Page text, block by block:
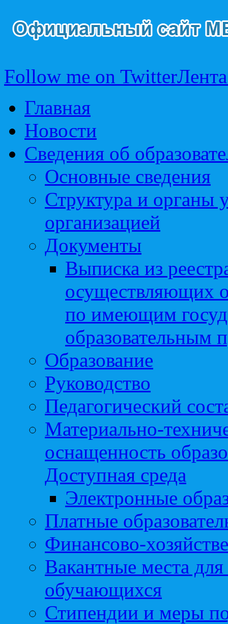
Follow me on Twitter
Главная
Новости
Сведения об
Основные сведения
Структура и органы
организацией
Документы
Выписка из
осуществляющих
по имеющим
образовательным
Образование
Руководство
Педагогический
Материально-
оснащенность
Доступная среда
Электронные
Платные
Финансово-
Вакантные места
обучающихся
Стипендии и меры